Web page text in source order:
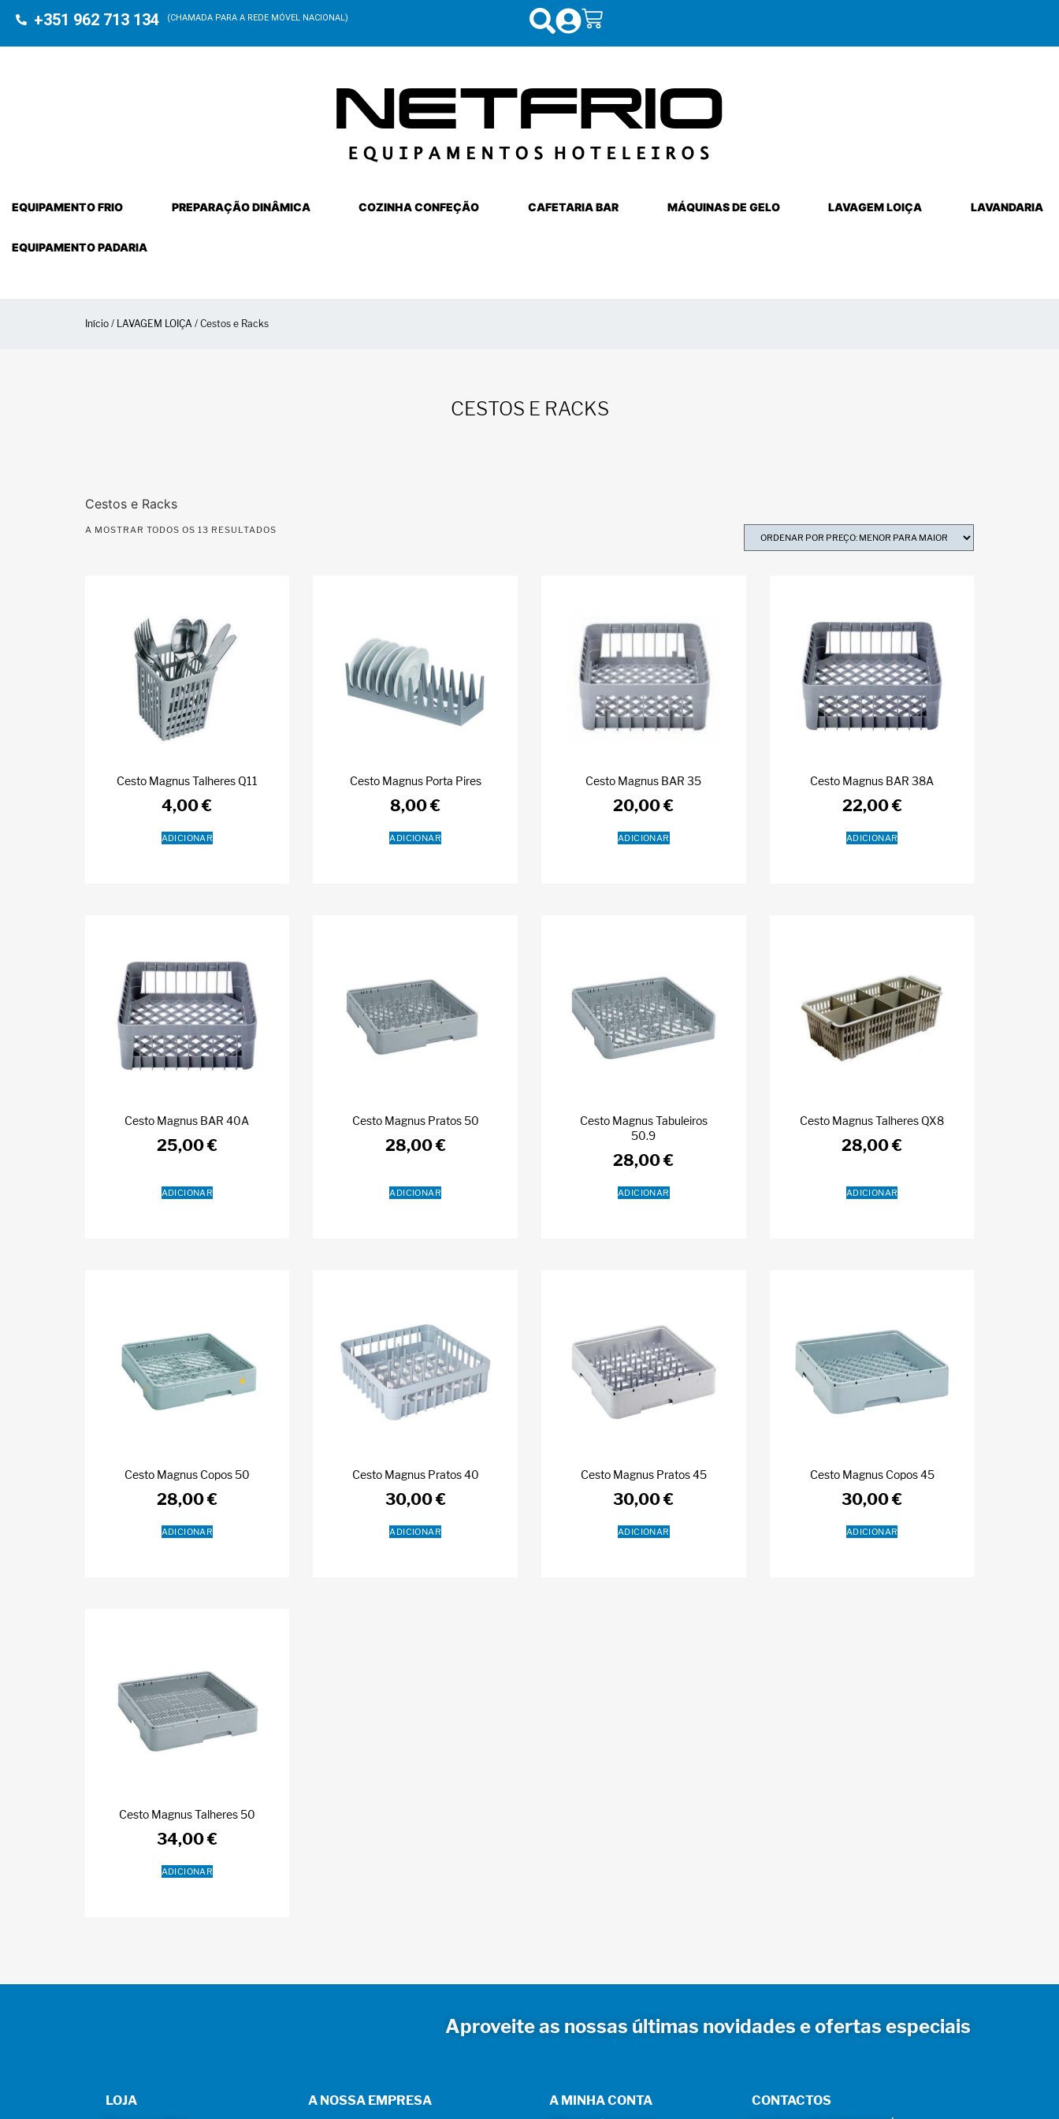
+351 962 713 134 (CHAMADA PARA A REDE MÓVEL NACIONAL)
EQUIPAMENTO FRIO PREPARAÇÃO DINÂMICA COZINHA CONFEÇÃO CAFETARIA BAR MÁQUINAS DE GELO LAVAGEM LOIÇA LAVANDARIA
EQUIPAMENTO PADARIA
Início/ LAVAGEM LOIÇA / Cestos e Racks
CESTOS E RACKS
Cestos e Racks
A MOSTRAR TODOS OS 13 RESULTADOS
Cesto Magnus Talheres Q11
4,00€
ADICIONAR
Cesto Magnus Porta Pires
8,00€
ADICIONAR
Cesto Magnus BAR 35
20,00€
ADICIONAR
Cesto Magnus BAR 38A
22,00€
ADICIONAR
Cesto Magnus BAR 40A
25,00€
ADICIONAR
Cesto Magnus Pratos 50
28,00€
ADICIONAR
Cesto Magnus Tabuleiros
50.9
28,00€
ADICIONAR
Cesto Magnus Talheres QX8
28,00€
ADICIONAR
Cesto Magnus Copos 50
28,00€
ADICIONAR
Cesto Magnus Pratos 40
30,00€
ADICIONAR
Cesto Magnus Pratos 45
30,00€
ADICIONAR
Cesto Magnus Copos 45
30,00€
ADICIONAR
Cesto Magnus Talheres 50
34,00€
ADICIONAR
Aproveite as nossas últimas novidades e ofertas especiais
LOJA A NOSSA EMPRESA A MINHA CONTA CONTACTOS